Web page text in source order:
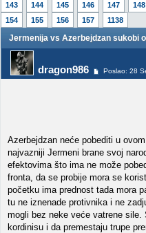
143
144 145 146 147 148
154
155 156 157 1138
Jermenija vs Azerbejdzan sukobi
dragon986 Poslao: 28
Azerbejdzan neće pobediti u
najvazniji Jermeni brane svoj
efektovima što ima ne može
fronta, da se probije mora se
početku ima prednost tada mora
tu ne iznenade protivnika i ne
mogli bez neke veće vatrene sile.
kordinisu i da premestaju trupe